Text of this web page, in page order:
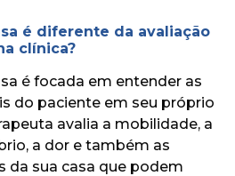
é diferente da avaliação
clínica?
é focada em entender as
do paciente em seu próprio
avalia a mobilidade, a
a dor e também as
da sua casa que podem